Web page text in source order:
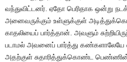
வந்துவிட்டனர். ஏதோ பெரிதாக ஒன்று
அனைவருக்கும் உள்ளுக்குள்
காதலியைப் பார்த்தான். அவளும்
படாமல் அவனைப் பார்த்து
அதற்குள் சுதாரித்துக்கொண்ட